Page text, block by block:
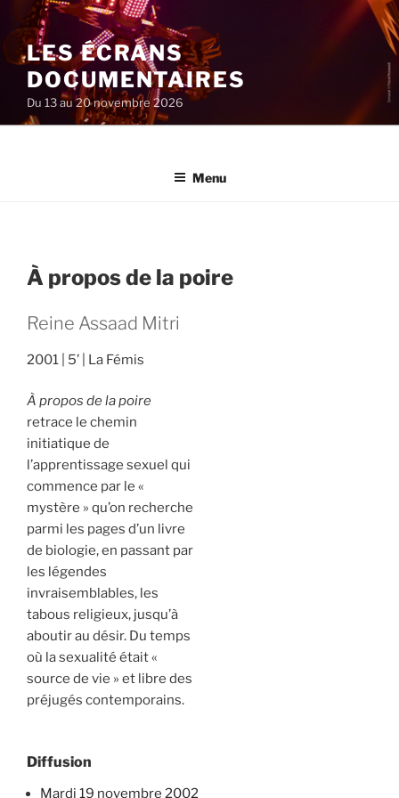
au
contenu
principal
LES ÉCRANS
DOCUMENTAIRES
Du 13 au 20 novembre 2026
Menu
À propos de la poire
Reine Assaad Mitri
2001 5’ La Fémis
À propos de la poire
retrace le chemin
initiatique de
l’apprentissage sexuel qui
commence par le «
mystère » qu’on recherche
parmi les pages d’un livre
de biologie, en passant par
les légendes
invraisemblables, les
tabous religieux, jusqu’à
aboutir au désir. Du temps
où la sexualité était «
source de vie » et libre des
préjugés contemporains.
Diffusion
mardi 19 novembre 2002